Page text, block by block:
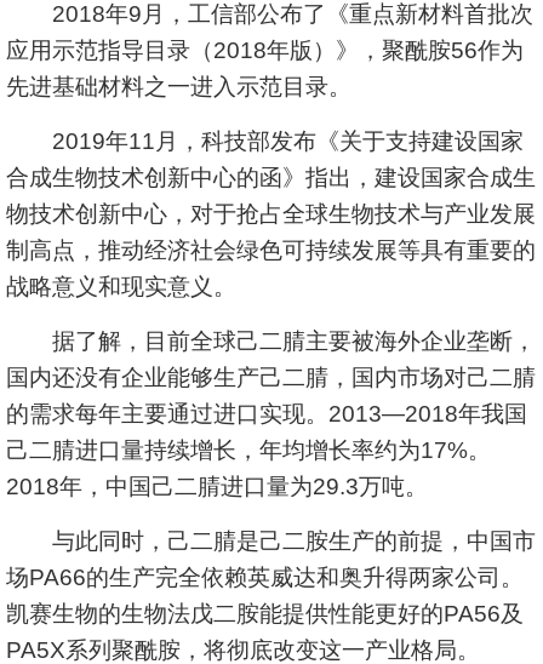
2018年9月，工信部公布了《重点新材料首批次
应用示范指导目录（2018年版）》，聚酰胺56作为
先进基础材料之一进入示范目录。
2019年11月，科技部发布《关于支持建设国家
合成生物技术创新中心的函》指出，建设国家合成生
物技术创新中心，对于抢占全球生物技术与产业发展
制高点，推动经济社会绿色可持续发展等具有重要的
战略意义和现实意义。
据了解，目前全球己二腈主要被海外企业垄断，
国内还没有企业能够生产己二腈，国内市场对己二腈
的需求每年主要通过进口实现。2013—2018年我国
己二腈进口量持续增长，年均增长率约为17%。
2018年，中国己二腈进口量为29.3万吨。
与此同时，己二腈是己二胺生产的前提，中国市
场PA66的生产完全依赖英威达和奥升得两家公司。
凯赛生物的生物法戊二胺能提供性能更好的PA56及
PA5X系列聚酰胺，将彻底改变这一产业格局。